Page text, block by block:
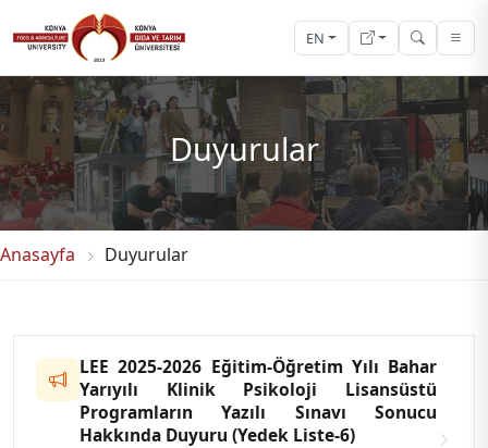
EN
Duyurular
Anasayfa Duyurular
LEE 2025-2026 Eğitim-Öğretim Yılı Bahar
Yarıyılı Klinik Psikoloji Lisansüstü
Programların Yazılı Sınavı Sonucu
Hakkında Duyuru (Yedek Liste-6)